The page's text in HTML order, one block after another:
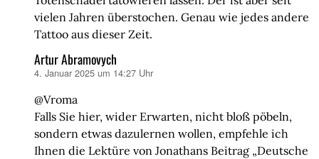
vielen Jahren überstochen. Genau wie jedes andere
Tattoo aus dieser Zeit.
Artur Abramovych
sagt:
4. Januar 2025 um 14:27 Uhr
@Vroma
Falls Sie hier, wider Erwarten, nicht bloß pöbeln,
sondern etwas dazulernen wollen, empfehle ich
Ihnen die Lektüre von Jonathans Beitrag „Deutsche